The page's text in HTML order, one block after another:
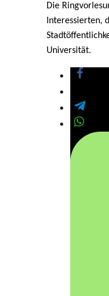
Die
Interessierten,
Universität.